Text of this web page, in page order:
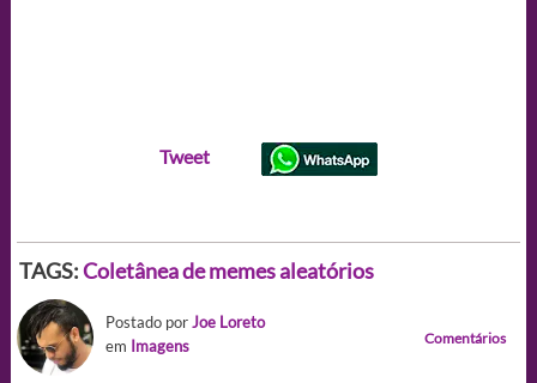
Tweet
TAGS:Coletânea de memes aleatórios
Postado porJoe Loreto
em Imagens Comentários